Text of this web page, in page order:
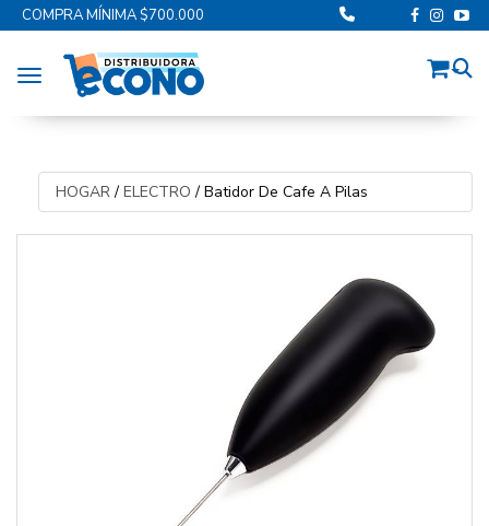
COMPRA MÍNIMA $700.000
Toggle navigation
HOGAR/ ELECTRO / Batidor De Cafe A Pilas